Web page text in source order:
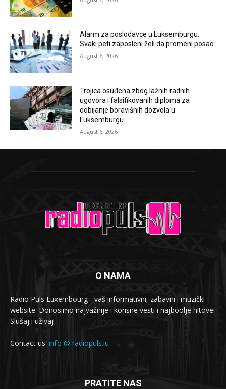
Alarm za poslodavce u Luksemburgu:
Svaki peti zaposleni želi da promeni posao
August 6, 2026
Trojica osuđena zbog lažnih radnih
ugovora i falsifikovanih diploma za
dobijanje boravišnih dozvola u
Luksemburgu
August 6, 2026
O NAMA
Radio Puls Luxembourg - vaš informativni, zabavni i muzički
website. Donosimo najvažnije i korisne vesti i najboolje hitove!
Slušaj i uživaj!
Contact us: info @ radiopuls.lu
PRATITE NAS